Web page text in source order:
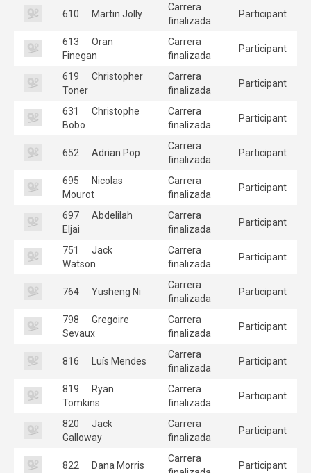
610 Martin Jolly
Carrera
finalizada
Participant
613
Oran
Finegan
Carrera
finalizada
Participant
619
Christopher
Toner
Carrera
finalizada
Participant
631
Christophe
Bobo
Carrera
finalizada
Participant
652 Adrian Pop
Carrera
finalizada
Participant
695
Nicolas
Mourot
Carrera
finalizada
Participant
697
Abdelilah
Eljai
Carrera
finalizada
Participant
751
Jack
Watson
Carrera
finalizada
Participant
764 Yusheng Ni
Carrera
finalizada
Participant
798
Gregoire
Sevaux
Carrera
finalizada
Participant
816 Luís Mendes
Carrera
finalizada
Participant
819
Ryan
Tomkins
Carrera
finalizada
Participant
820
Jack
Galloway
Carrera
finalizada
Participant
822 Dana Morris
Carrera
Participant